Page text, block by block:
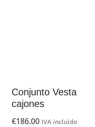
Conjunto Vesta
cajones
€186.00 IVA incluido